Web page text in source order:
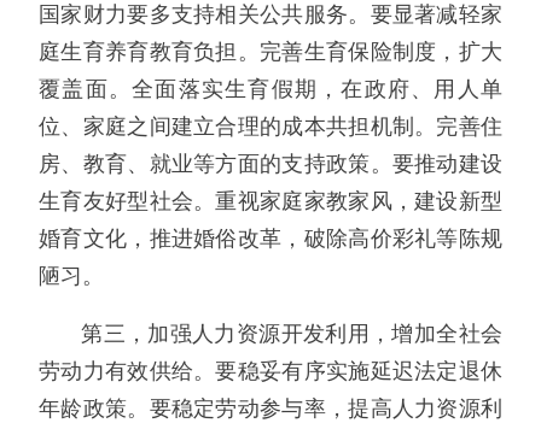
国家财力要多支持相关公共服务。要显著减轻家
庭生育养育教育负担。完善生育保险制度，扩大
覆盖面。全面落实生育假期，在政府、用人单
位、家庭之间建立合理的成本共担机制。完善住
房、教育、就业等方面的支持政策。要推动建设
生育友好型社会。重视家庭家教家风，建设新型
婚育文化，推进婚俗改革，破除高价彩礼等陈规
陋习。
第三，加强人力资源开发利用，增加全社会
劳动力有效供给。要稳妥有序实施延迟法定退休
年龄政策。要稳定劳动参与率，提高人力资源利